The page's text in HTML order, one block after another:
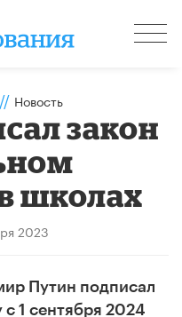
// Новость
закон
школах
2023
Путин подписал
1 сентября 2024